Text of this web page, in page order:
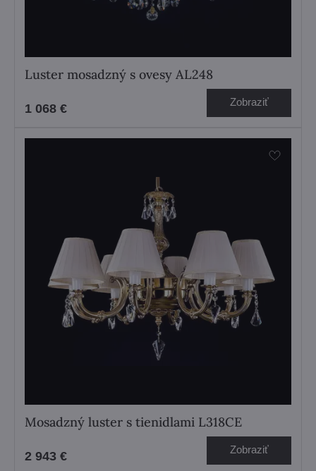
Luster mosadzný s ovesy AL248
1 068 € Zobraziť
Mosadzný luster s tienidlami L318CE
2 943 € Zobraziť